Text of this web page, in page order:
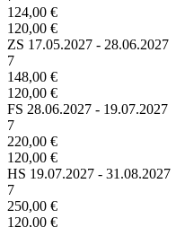
124,00 €
120,00 €
ZS 17.05.2027 - 28.06.2027
7
148,00 €
120,00 €
FS 28.06.2027 - 19.07.2027
7
220,00 €
120,00 €
HS 19.07.2027 - 31.08.2027
7
250,00 €
120,00 €